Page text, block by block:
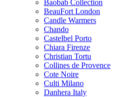
Baobab Collection
BeauFort London
Candle Warmers
Chando
Castelbel Porto
Chiara Firenze
Christian Tortu
Collines de Provence
Cote Noire
Culti Milano
Danhera Italy